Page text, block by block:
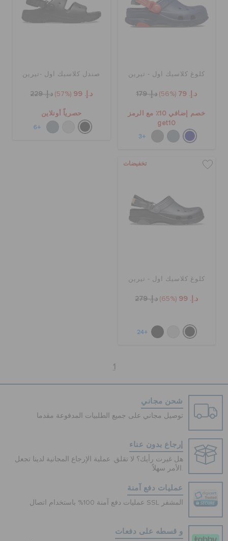
كلوغ كلاسيك اول - تيرين
د.إ. 79 (56%) د.إ. 179
خصم إضافي 10٪ مع الرمز
get10
+3
صندل كلاسيك اول -تيرين
د.إ. 99 (57%) د.إ. 229
حصرياً أونلاين
+6
تخفيضات
كلوغ كلاسيك اول - تيرين
د.إ. 99 (65%) د.إ. 279
+24
1
شحن مجاني
توصيل مجاني على جميع الطلبيات المدفوعة مقدما
إرجاع بدون عناء
هل غيرت رأيك؟ لا تقلق. عملية الإرجاع المجانية لدينا تجعل
الأمر سهلاً.
عمليات دفع آمنة
عمليات دفع آمنة 100% باستخدام اتصال SSL المشفر
و قسطه على دفعات